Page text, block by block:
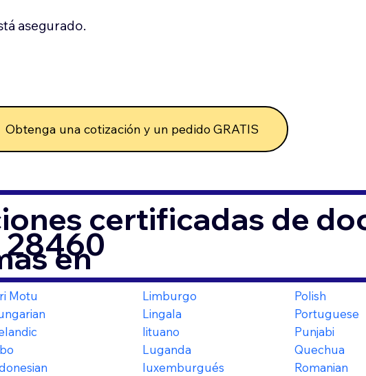
asegurado.
Obtenga una cotización y un pedido GRATIS
certificadas de
en
28460
Motu
Limburgo
Lingala
lituano
Luganda
luxemburgués
Polish
Portuguese
Punjabi
Quechua
Romanian